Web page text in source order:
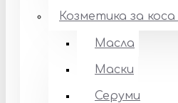
Козметика за коса
Масла
Маски
Серуми